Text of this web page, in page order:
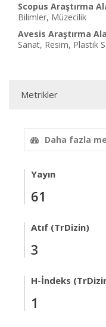
Scopus Araştırma
Bilimler, Müzecilik
Avesis Araştırma
Sanat, Resim, Plastik
Metrikler
Daha fazla
Yayın
61
Atıf (TrDizin)
3
H-İndeks
1